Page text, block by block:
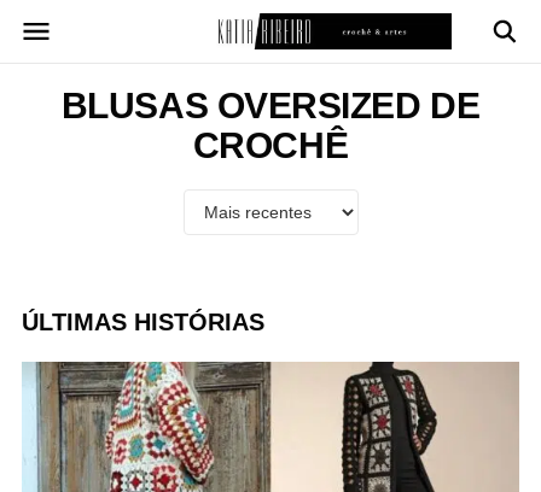
para
conteúdoBLUSAS OVERSIZED DE
CROCHÊ
ÚLTIMAS HISTÓRIAS